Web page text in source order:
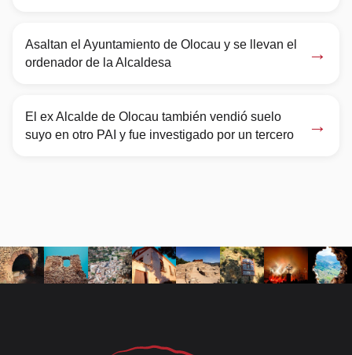
Asaltan el Ayuntamiento de Olocau y se llevan el
ordenador de la Alcaldesa
→
El ex Alcalde de Olocau también vendió suelo
suyo en otro PAI y fue investigado por un tercero
→